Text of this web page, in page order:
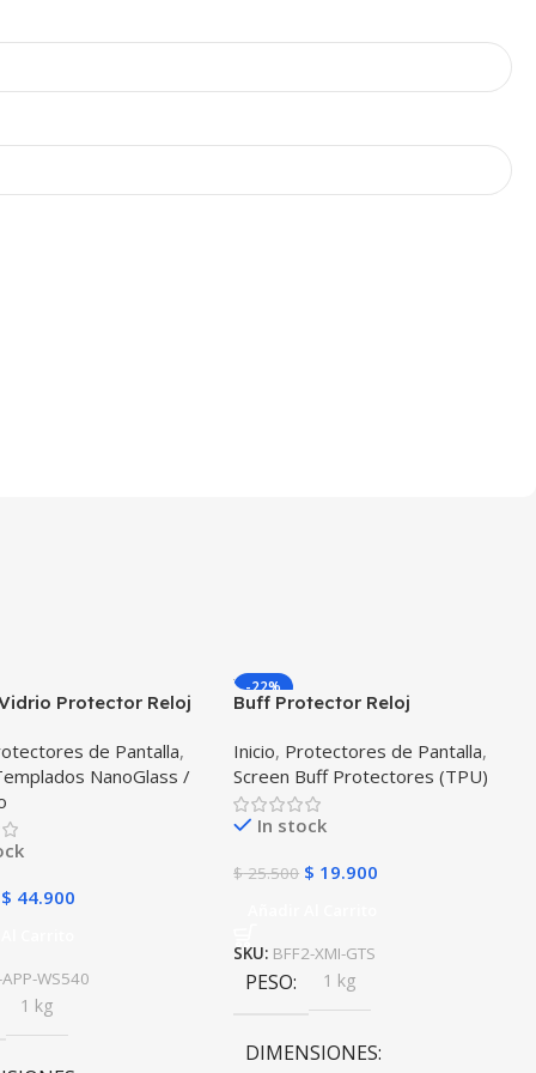
Protector Reloj
de Pantalla,
NanoGlass /
$ 44.900
APP-WS540
1 kg
-22%
Buff Protector Reloj
X2 Unidades
Inicio, Protectores de Pantalla,
Screen Buff Protectores (TPU)
In stock
$25.500 $ 19.900
SKU: BFF2-XMI-GTS
PESO 1 kg
DIMENSIONES